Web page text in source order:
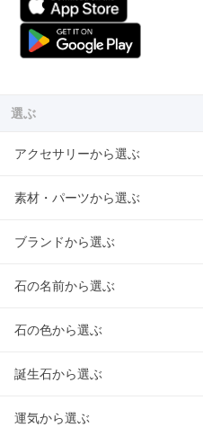
選ぶ
アクセサリーから選ぶ
素材・パーツから選ぶ
ブランドから選ぶ
石の名前から選ぶ
石の色から選ぶ
誕生石から選ぶ
運気から選ぶ